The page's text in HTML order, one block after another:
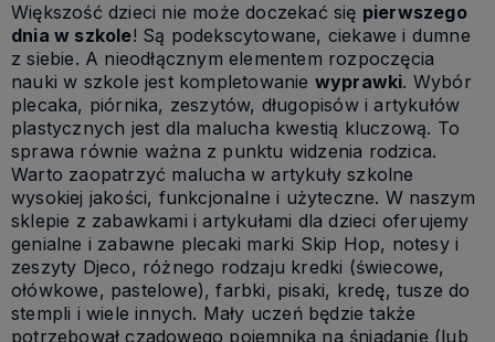
Większość dzieci nie może doczekać się pierwszego
dnia w szkole! Są podekscytowane, ciekawe i dumne
z siebie. A nieodłącznym elementem rozpoczęcia
nauki w szkole jest kompletowanie wyprawki. Wybór
plecaka, piórnika, zeszytów, długopisów i artykułów
plastycznych jest dla malucha kwestią kluczową. To
sprawa równie ważna z punktu widzenia rodzica.
Warto zaopatrzyć malucha w artykuły szkolne
wysokiej jakości, funkcjonalne i użyteczne. W naszym
sklepie z zabawkami i artykułami dla dzieci oferujemy
genialne i zabawne plecaki marki Skip Hop, notesy i
zeszyty Djeco, różnego rodzaju kredki (świecowe,
ołówkowe, pastelowe), farbki, pisaki, kredę, tusze do
stempli i wiele innych. Mały uczeń będzie także
potrzebował czadowego pojemnika na śniadanie (lub